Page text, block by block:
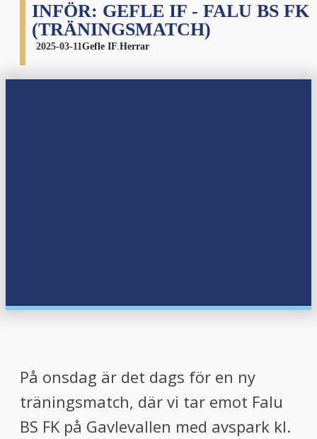
INFÖR: GEFLE IF - FALU BS FK
(TRÄNINGSMATCH)
2025-03-11Gefle IF,Herrar
På onsdag är det dags för en ny
träningsmatch, där vi tar emot Falu
BS FK på Gavlevallen med avspark kl.